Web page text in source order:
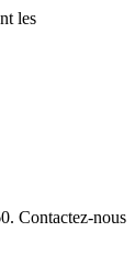
les
Contactez-nous